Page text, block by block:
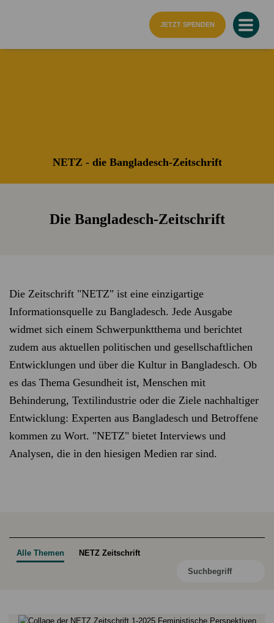
JETZT SPENDEN
NETZ - die Bangladesch-Zeitschrift
Die Bangladesch-Zeitschrift
Die Zeitschrift "NETZ" ist eine einzigartige
Informationsquelle zu Bangladesch. Jede Ausgabe
widmet sich einem Schwerpunktthema und berichtet
zudem aus aktuellen politischen und gesellschaftlichen
Entwicklungen und über die Kultur in Bangladesch. Ob
es das Thema Gesundheit ist, Menschen mit
Behinderung, Textilindustrie oder die Ziele nachhaltiger
Entwicklung: Experten aus Bangladesch und Betroffene
kommen zu Wort. "NETZ" bietet Interviews und
Analysen, die in den hiesigen Medien rar sind.
Alle Themen NETZ Zeitschrift